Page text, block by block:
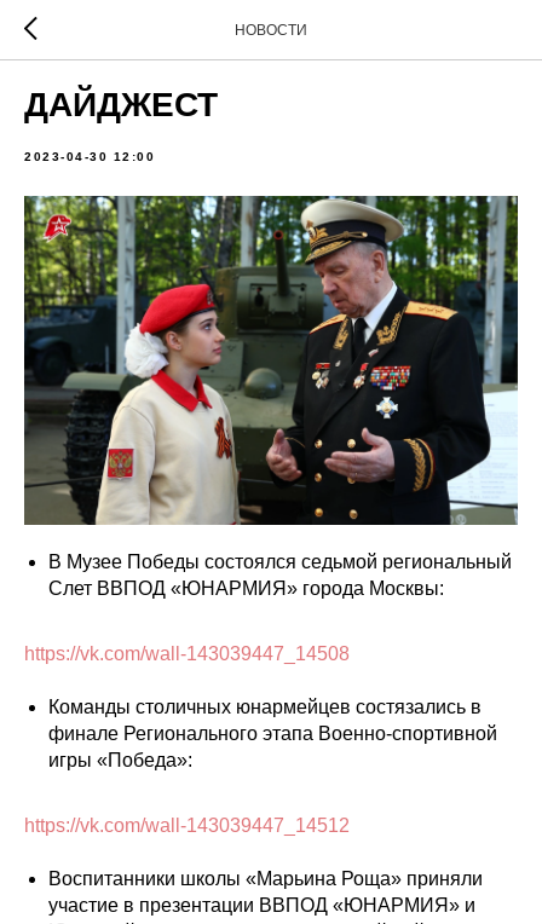
НОВОСТИ
ДАЙДЖЕСТ
2023-04-30 12:00
В Музее Победы состоялся седьмой региональный
Слет ВВПОД «ЮНАРМИЯ» города Москвы:
https://vk.com/wall-143039447_14508
Команды столичных юнармейцев состязались в
финале Регионального этапа Военно-спортивной
игры «Победа»:
https://vk.com/wall-143039447_14512
Воспитанники школы «Марьина Роща» приняли
участие в презентации ВВПОД «ЮНАРМИЯ» и